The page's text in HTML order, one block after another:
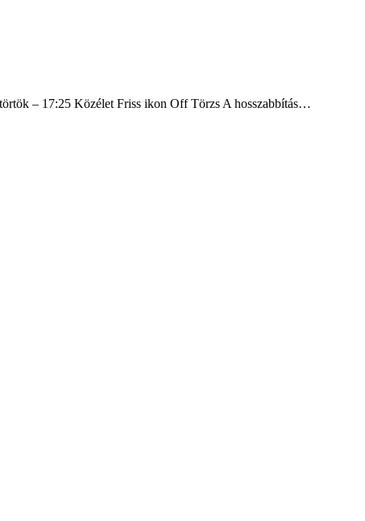
– 17:25 Közélet Friss ikon Off Törzs A hosszabbítás…